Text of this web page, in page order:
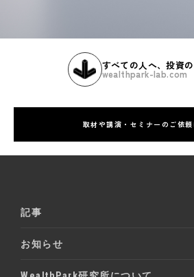
すべての人へ、投資
wealthpark-lab.com
取材や講演・セミナーのご依頼
記事
お知らせ